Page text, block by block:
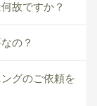
故ですか？
の？
グのご依頼を